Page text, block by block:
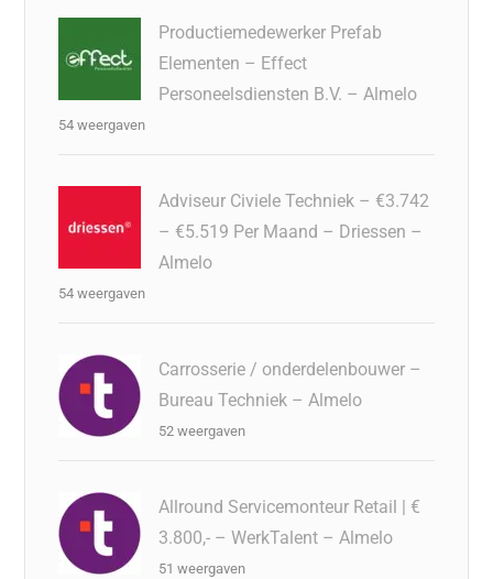
Productiemedewerker Prefab
Elementen – Effect
Personeelsdiensten B.V. – Almelo
54 weergaven
Adviseur Civiele Techniek – €3.742
– €5.519 Per Maand – Driessen –
Almelo
54 weergaven
Carrosserie / onderdelenbouwer –
Bureau Techniek – Almelo
52 weergaven
Allround Servicemonteur Retail | €
3.800,- – WerkTalent – Almelo
51 weergaven